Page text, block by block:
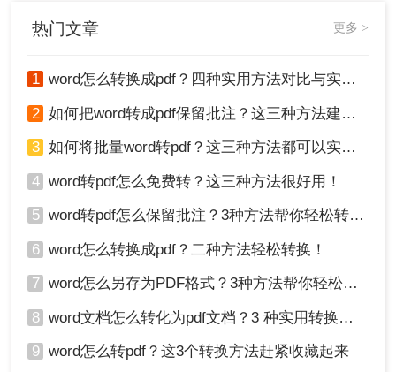
调整Word文档的页面设置，从而保持转换后的PDF
具体操作步骤如下：
1、打开Word文档，点击菜单栏中的“页面布局”选
项。
2、在页面布局选项中，可以调整页面的大小、边距
3、将页面大小设置成与目标PDF大小相同的尺寸。
4、保存Word文档，并将其转换为PDF文件。
通过以上操作，我们可以保持转换后的PDF大小与
调整后的Word文档相同。
综上所述，无论是使用专业的PDF转换工具还是在
线转换工具，或者调整Word文档的页面设置，我们
都可以保持转换后的PDF大小不变。希望以上方法
热门文章 更多 >
1 word怎么转换成pdf？四种实用方法对比与实操指南（附详细表格）！
2 如何把word转成pdf保留批注？这三种方法建议收藏！
3 如何将批量word转pdf？这三种方法都可以实现批量转换
4 word转pdf怎么免费转？这三种方法很好用！
5 word转pdf怎么保留批注？3种方法帮你轻松转换！
6 word怎么转换成pdf？二种方法轻松转换！
7 word怎么另存为PDF格式？3种方法帮你轻松转换!
8 word文档怎么转化为pdf文档？3 种实用转换方法，完美保留原文档格式！
9 word怎么转pdf？这3个转换方法赶紧收藏起来